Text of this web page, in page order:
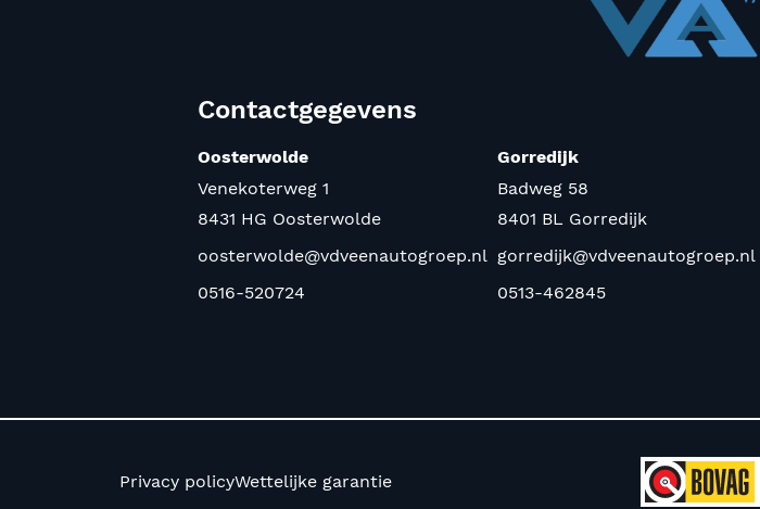
Contactgegevens
Oosterwolde
Venekoterweg 1
8431 HG Oosterwolde
oosterwolde@vdveenautogroep.nl
0516-520724
Gorredijk
Badweg 58
8401 BL Gorredijk
gorredijk@vdveenautogroep.nl
0513-462845
Privacy policyWettelijke garantie